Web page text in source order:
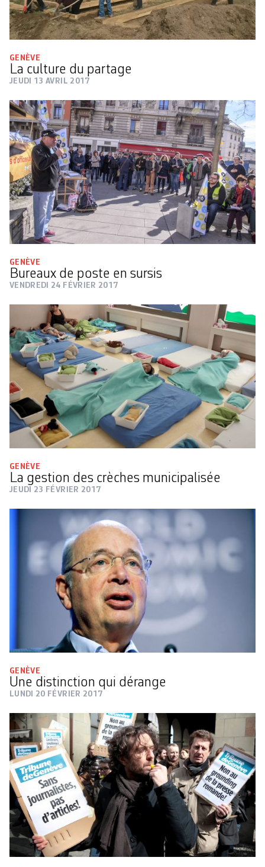
GENÈVE
La culture du partage
JEUDI 13 AVRIL 2017
GENÈVE
Bureaux de poste en sursis
VENDREDI 24 FÉVRIER 2017
GENÈVE
La gestion des crèches municipalisée
JEUDI 23 FÉVRIER 2017
GENÈVE
Une distinction qui dérange
LUNDI 20 FÉVRIER 2017